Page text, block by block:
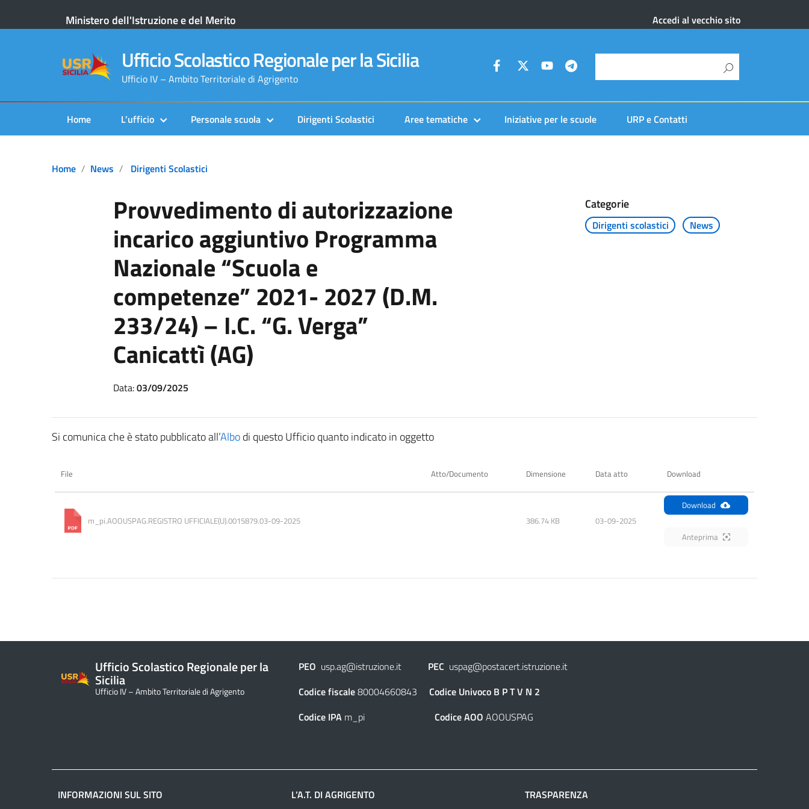
Ministero dell'Istruzione e del Merito Accedi al vecchio sito
Ufficio Scolastico Regionale per la Sicilia
Ufficio IV – Ambito Territoriale di Agrigento
Home L’ufficio Personale scuola Dirigenti Scolastici Aree tematiche Iniziative per le scuole URP e Contatti
Home News Dirigenti Scolastici
Provvedimento di autorizzazione
incarico aggiuntivo Programma
Nazionale “Scuola e
competenze” 2021- 2027 (D.M.
233/24) – I.C. “G. Verga”
Canicattì (AG)
Categorie
Dirigenti scolastici News
Data:03/09/2025
Si comunica che è stato pubblicato all’Albodi questo Ufficio quanto indicato in oggetto
File Atto/Documento Dimensione Data atto Download
m_pi.AOOUSPAG.REGISTRO UFFICIALE(U).0015879.03-09-2025 386.74 KB 03-09-2025
Download
Anteprima
Ufficio Scolastico Regionale per la
Sicilia
Ufficio IV – Ambito Territoriale di Agrigento
PEO usp.ag@istruzione.it PEC uspag@postacert.istruzione.it
Codice fiscale80004660843 Codice Univoco B P T V N 2
Codice IPAm_pi Codice AOO AOOUSPAG
INFORMAZIONI SUL SITO L’A.T. DI AGRIGENTO TRASPARENZA